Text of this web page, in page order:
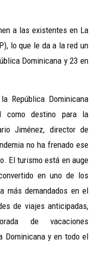
a las existentes en La
lo que le da a la red un
Dominicana y 23 en
República Dominicana
como destino para la
Jiménez, director de
no ha frenado ese
El turismo está en auge
en uno de los
más demandados en el
de viajes anticipadas,
de vacaciones
Dominicana y en todo el